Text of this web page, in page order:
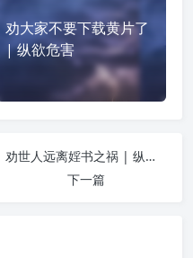
劝大家不要下载黄片了
| 纵欲危害
劝世人远离婬书之祸 | 纵欲危害
下一篇